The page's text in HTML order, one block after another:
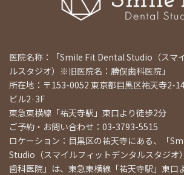
医院名称：「Smile Fit Dental Studio（スマ
ルスタジオ）※旧医院名：勝俣歯科医院」
所在地：〒153-0052 東京都目黒区祐天寺2-
ビル2·3F
東急東横線「祐天寺駅」東口より徒歩2分
ご予約・お問い合わせ：03-3793-5515
ロケーション：目黒区の祐天寺にある、「
Studio（スマイルフィットデンタルスタジ
歯科医院」は、東急東横線「祐天寺駅」東口